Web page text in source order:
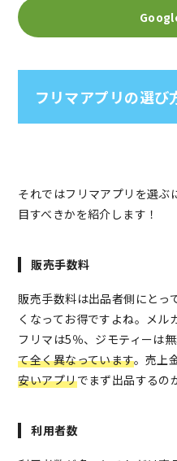
フリマアプリの選び
それではフリマアプリを選ぶ
目すべきかを紹介します！
販売手数料
販売手数料は出品者側にとっ
くなってお得ですよね。メ
フリマは5％、ジモティーは無
て全く異なっています。売上
安いアプリでまず出品するの
利用者数